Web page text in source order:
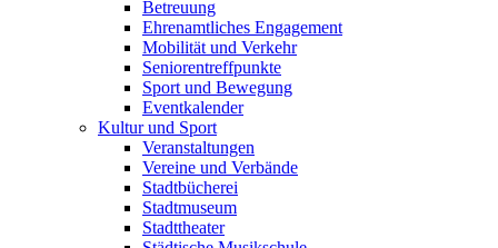
Betreuung
Ehrenamtliches Engagement
Mobilität und Verkehr
Seniorentreffpunkte
Sport und Bewegung
Eventkalender
Kultur und Sport
Veranstaltungen
Vereine und Verbände
Stadtbücherei
Stadtmuseum
Stadttheater